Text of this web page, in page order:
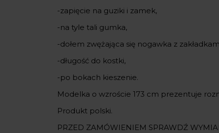
-zapięcie na guziki i zamek,
-na tyle tali gumka,
-dołem zwężająca się nogawka z
-długość do kostki,
-po bokach kieszenie.
Modelka o wzroście 173 cm prezentuje
Produkt polski.
PRZED ZAMÓWIENIEM SPRAWDŹ